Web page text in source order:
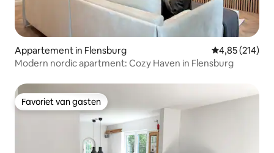
Appartement in Flensburg Gemiddelde
4,85 (214)
Modern nordic apartment: Cozy Haven in Flensburg
Favoriet van gasten
Favoriet van gasten